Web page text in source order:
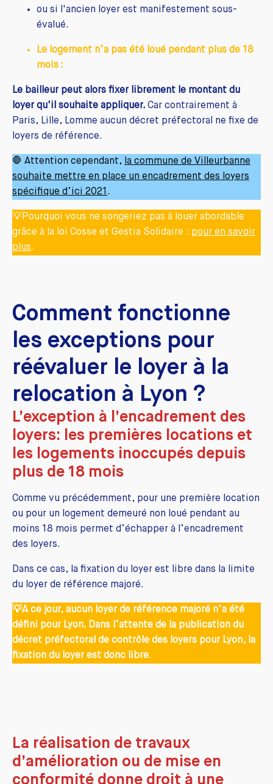
ou si l'ancien loyer est manifestement sous-
évalué.
Le logement n’a pas été loué pendant plus de 18
mois :
Le bailleur peut alors fixer librement le montant du
loyer qu'il souhaite appliquer. Car contrairement à
Paris, Lille, Lomme aucun décret préfectoral ne fixe de
loyers de référence.
🛑 Attention cependant, la commune de Villeurbanne
souhaite mettre en place un encadrement des loyers
spécifique d’ici 2021 .
💡Pourquoi vous ne songeriez pas à louer abordable
grâce à la loi Cosse et Gestia Solidaire : pour en savoir
plus.
Comment fonctionne
les exceptions pour
réévaluer le loyer à la
relocation à Lyon ?
L’exception à l’encadrement des
loyers: les premières locations et
les logements inoccupés depuis
plus de 18 mois
Comme vu précédemment, pour une première location
ou pour un logement demeuré non loué pendant au
moins 18 mois permet d’échapper à l’encadrement
des loyers.
Dans ce cas, la fixation du loyer est libre dans la limite
du loyer de référence majoré.
💡A ce jour, aucun loyer de référence majoré n’a été
défini pour Lyon. Dans l’attente de la publication du
décret préfectoral de contrôle des loyers pour Lyon, la
fixation du loyer est donc libre.
La réalisation de travaux
d’amélioration ou de mise en
conformité donne droit à une